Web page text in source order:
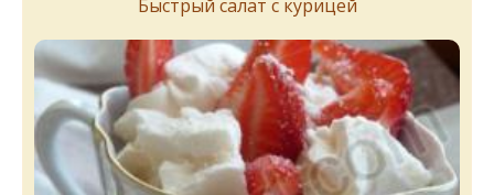
Быстрый салат с курицей